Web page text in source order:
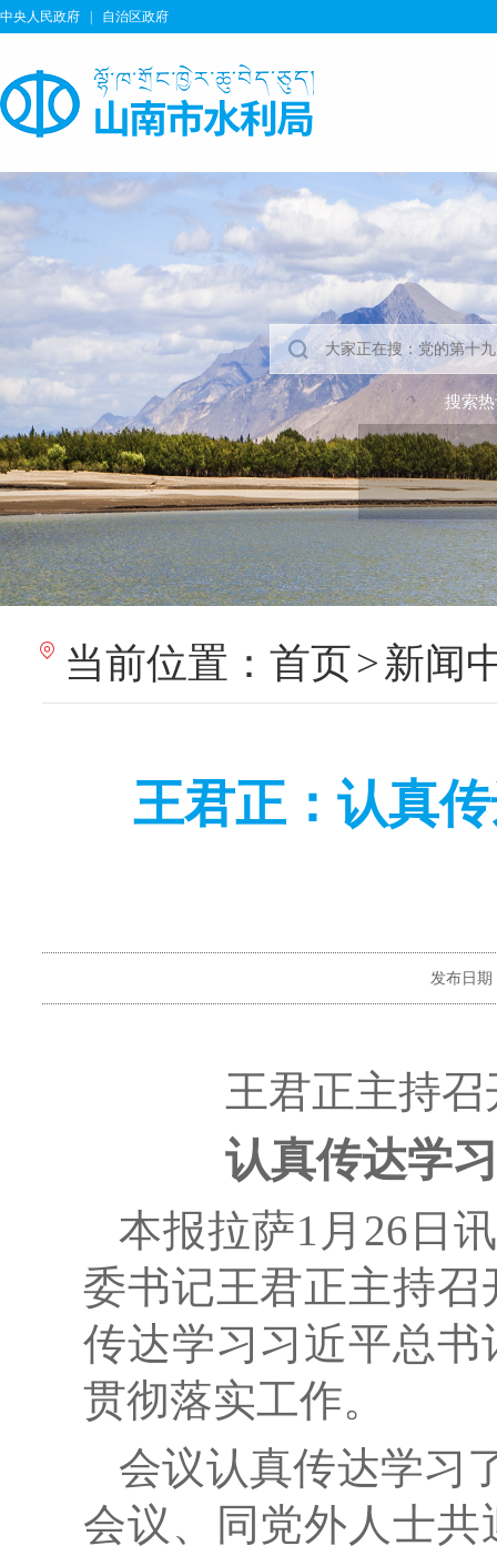
中央人民政府 自治区政府
搜索
当前位置： 首页>新闻
王君正：认真
发布日期
王君正主持
认真传达学
本报拉萨1月26日
委书记王君正主持
传达学习习近平总
贯彻落实工作。
会议认真传达学习
会议、同党外人士